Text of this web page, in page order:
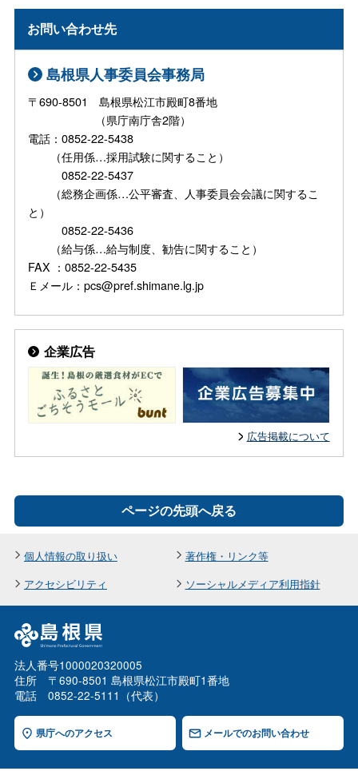
お問い合わせ先
島根県人事委員会事務局
〒690-8501 島根県松江市殿町8番地
（県庁南庁舎2階）
電話：0852-22-5438
（任用係…採用試験に関すること）
0852-22-5437
（総務企画係…公平審査、人事委員会会議に関するこ
と）
0852-22-5436
（給与係…給与制度、勧告に関すること）
FAX ：0852-22-5435
Ｅメール：pcs@pref.shimane.lg.jp
企業広告
広告掲載について
ページの先頭へ戻る
個人情報の取り扱い
著作権・リンク等
アクセシビリティ
ソーシャルメディア利用指針
法人番号1000020320005
住所 〒690-8501 島根県松江市殿町1番地
電話 0852-22-5111（代表）
県庁へのアクセス メールでのお問い合わせ